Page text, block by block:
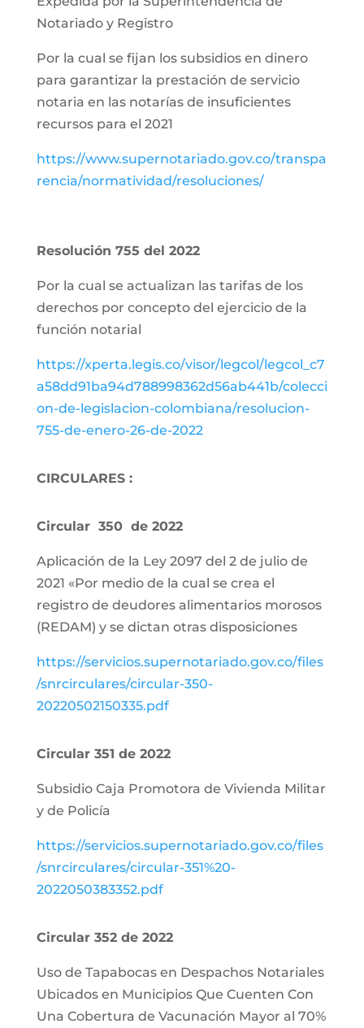
Notariado y Registro
Por la cual se fijan los subsidios en dinero
para garantizar la prestación de servicio
notaria en las notarías de insuficientes
recursos para el 2021
https://www.supernotariado.gov.co/transpa
rencia/normatividad/resoluciones/
Resolución 755 del 2022
Por la cual se actualizan las tarifas de los
derechos por concepto del ejercicio de la
función notarial
https://xperta.legis.co/visor/legcol/legcol_c7
a58dd91ba94d788998362d56ab441b/colecci
on-de-legislacion-colombiana/resolucion-
755-de-enero-26-de-2022
CIRCULARES :
Circular 350 de 2022
Aplicación de la Ley 2097 del 2 de julio de
2021 «Por medio de la cual se crea el
registro de deudores alimentarios morosos
(REDAM) y se dictan otras disposiciones
https://servicios.supernotariado.gov.co/files
/snrcirculares/circular-350-
20220502150335.pdf
Circular 351 de 2022
Subsidio Caja Promotora de Vivienda Militar
y de Policía
https://servicios.supernotariado.gov.co/files
/snrcirculares/circular-351%20-
2022050383352.pdf
Circular 352 de 2022
Uso de Tapabocas en Despachos Notariales
Ubicados en Municipios Que Cuenten Con
Una Cobertura de Vacunación Mayor al 70%